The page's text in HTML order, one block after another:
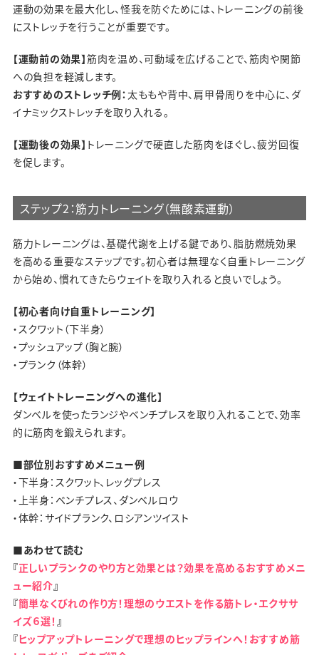
運動の効果を最大化し、怪我を防ぐためには、トレーニングの前後
にストレッチを行うことが重要です。
【運動前の効果】筋肉を温め、可動域を広げることで、筋肉や関節
への負担を軽減します。
おすすめのストレッチ例：太ももや背中、肩甲骨周りを中心に、ダ
イナミックストレッチを取り入れる。
【運動後の効果】 トレーニングで硬直した筋肉をほぐし、疲労回復
を促します。
ステップ2：筋力トレーニング（無酸素運動）
筋力トレーニングは、基礎代謝を上げる鍵であり、脂肪燃焼効果
を高める重要なステップです。初心者は無理なく自重トレーニング
から始め、慣れてきたらウェイトを取り入れると良いでしょう。
【初心者向け自重トレーニング】
・スクワット（下半身）
・プッシュアップ（胸と腕）
・プランク（体幹）
【ウェイトトレーニングへの進化】
ダンベルを使ったランジやベンチプレスを取り入れることで、効率
的に筋肉を鍛えられます。
■部位別おすすめメニュー例
・下半身：スクワット、レッグプレス
・上半身：ベンチプレス、ダンベルロウ
・体幹：サイドプランク、ロシアンツイスト
■あわせて読む
『正しいプランクのやり方と効果とは？効果を高めるおすすめメニ
ュー紹介 』
『簡単なくびれの作り方！理想のウエストを作る筋トレ・エクササ
イズ６選！ 』
『ヒップアップトレーニングで理想のヒップラインへ！おすすめ筋